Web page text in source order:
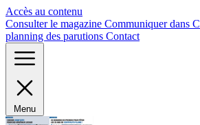
Accès au contenu
Consulter le magazine Communiquer dans
planning des parutions Contact
Menu
Panneau de gestion des cookies